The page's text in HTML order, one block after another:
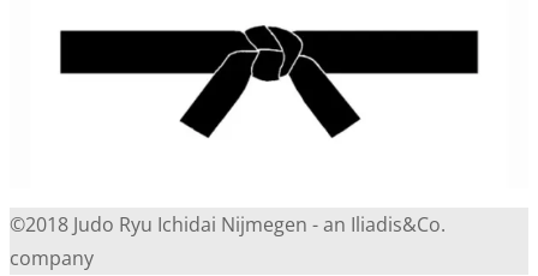
©2018 Judo Ryu Ichidai Nijmegen - an Iliadis&Co.
company